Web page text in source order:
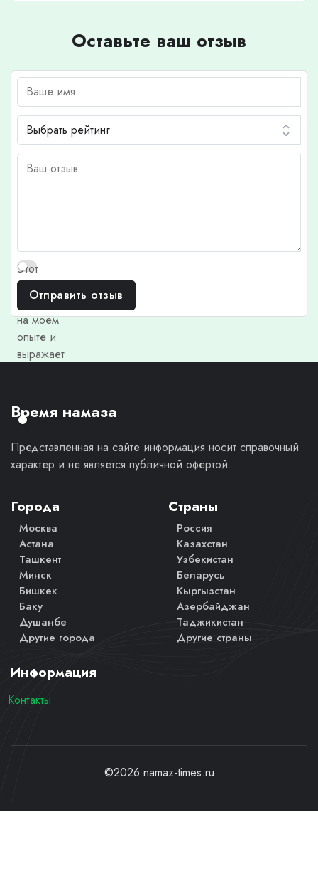
Оставьте ваш отзыв
Этот
отзыв
основан
на моём
опыте и
выражает
мнение.
Отправить отзыв
Время намаза
Представленная на сайте информация носит справочный
характер и не является публичной офертой.
Города
Москва
Астана
Ташкент
Минск
Бишкек
Баку
Душанбе
Другие города
Страны
Россия
Казахстан
Узбекистан
Беларусь
Кыргызстан
Азербайджан
Таджикистан
Другие страны
Информация
Контакты
©2026 namaz-times.ru